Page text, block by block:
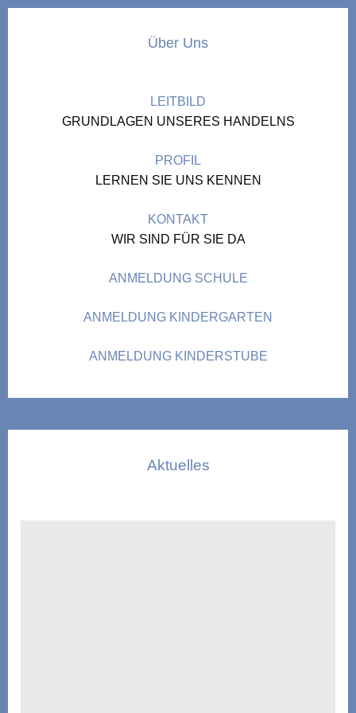
Über Uns
LEITBILD
GRUNDLAGEN UNSERES HANDELNS
PROFIL
LERNEN SIE UNS KENNEN
KONTAKT
WIR SIND FÜR SIE DA
ANMELDUNG SCHULE
ANMELDUNG KINDERGARTEN
ANMELDUNG KINDERSTUBE
Aktuelles